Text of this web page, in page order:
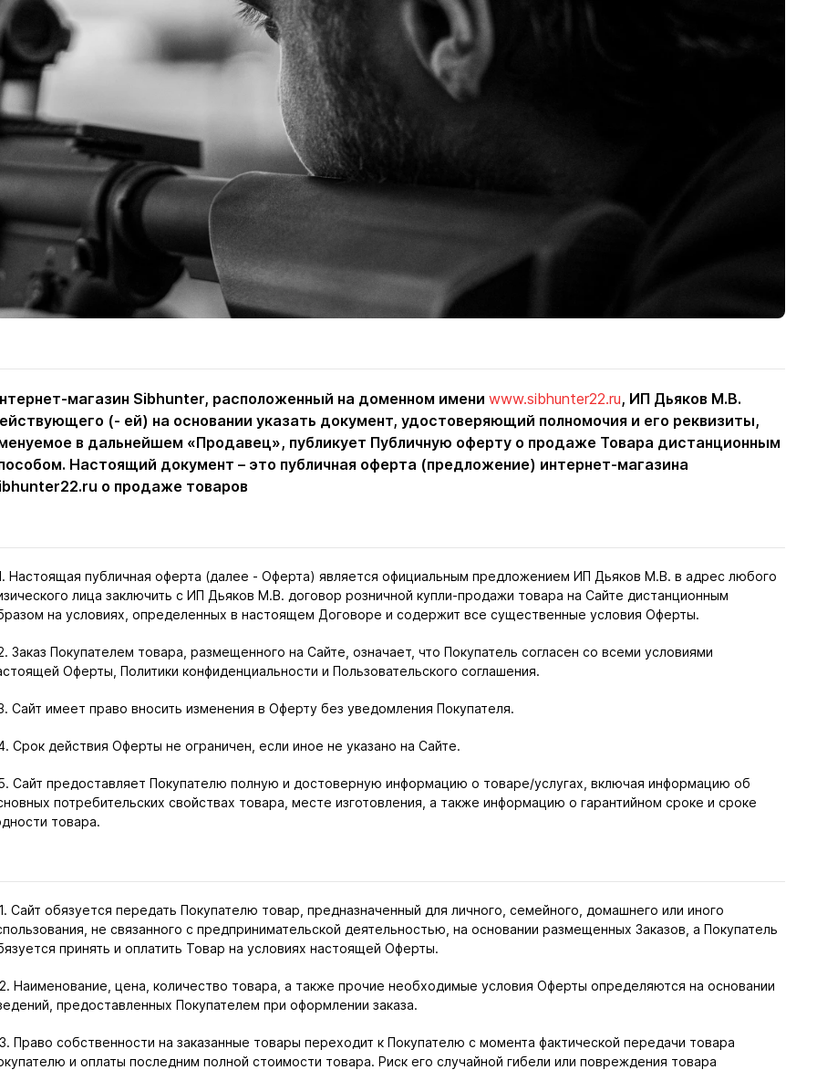
магазин Sibhunter, расположенный на доменном имени www.sibhunter22.ru, ИП Дьяков М.В.
(- ей) на основании указать документ, удостоверяющий полномочия и его реквизиты,
в дальнейшем «Продавец», публикует Публичную оферту о продаже Товара дистанционным
Настоящий документ – это публичная оферта (предложение) интернет-магазина
о продаже товаров
Настоящая публичная оферта (далее - Оферта) является официальным предложением ИП Дьяков М.В. в адрес любого
лица заключить с ИП Дьяков М.В. договор розничной купли-продажи товара на Сайте дистанционным
на условиях, определенных в настоящем Договоре и содержит все существенные условия Оферты.
Заказ Покупателем товара, размещенного на Сайте, означает, что Покупатель согласен со всеми условиями
Оферты, Политики конфиденциальности и Пользовательского соглашения.
Сайт имеет право вносить изменения в Оферту без уведомления Покупателя.
Срок действия Оферты не ограничен, если иное не указано на Сайте.
Сайт предоставляет Покупателю полную и достоверную информацию о товаре/услугах, включая информацию об
потребительских свойствах товара, месте изготовления, а также информацию о гарантийном сроке и сроке
товара.
Сайт обязуется передать Покупателю товар, предназначенный для личного, семейного, домашнего или иного
не связанного с предпринимательской деятельностью, на основании размещенных Заказов, а Покупатель
принять и оплатить Товар на условиях настоящей Оферты.
Наименование, цена, количество товара, а также прочие необходимые условия Оферты определяются на основании
предоставленных Покупателем при оформлении заказа.
Право собственности на заказанные товары переходит к Покупателю с момента фактической передачи товара
и оплаты последним полной стоимости товара. Риск его случайной гибели или повреждения товара